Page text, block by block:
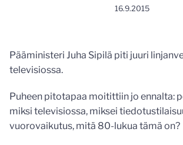
16.9.2015
Pääministeri Juha Sipilä piti juuri
televisiossa.
Puheen pitotapaa moitittiin jo ennalta:
miksi televisiossa, miksei
vuorovaikutus, mitä 80-lukua tämä on?